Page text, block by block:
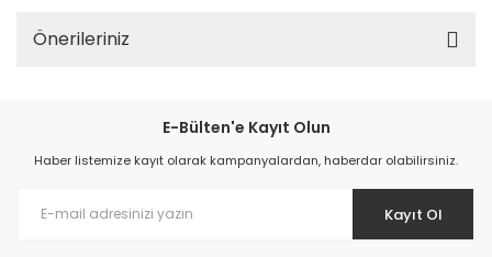
Önerileriniz
E-Bülten'e Kayıt Olun
Haber listemize kayıt olarak kampanyalardan, haberdar olabilirsiniz.
Kayıt Ol